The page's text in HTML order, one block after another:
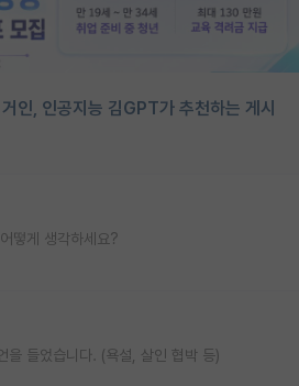
인, 인공지능 김GPT가 추천하는 게시
떻게 생각하세요?
을 들었습니다. (욕설, 살인 협박 등)